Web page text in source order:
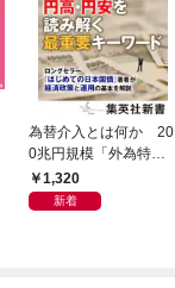
為替介入とは何か 20
0兆円規模「外為特
会」が生まれた謎
1,320
新着